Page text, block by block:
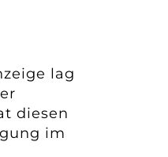
lag
diesen
im